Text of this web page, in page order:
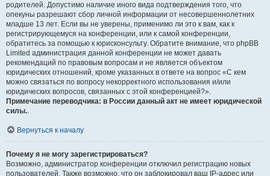
родителей. Допустимо наличие иного вида подтверждения того, что
опекуны разрешают сбор личной информации от несовершеннолетних
младше 13 лет. Если вы не уверены, применимо ли это к вам, как к
регистрирующемуся на конференции, или к самой конференции,
обратитесь за помощью к юрисконсульту. Обратите внимание, что phpBB
Limited администрация данной конференции не может давать
рекомендаций по правовым вопросам и не является объектом
юридических отношений, кроме указанных в ответе на вопрос «С кем
можно связаться по вопросу некорректного использования и/или
юридических вопросов, связанных с этой конференцией?».
Примечание переводчика: в России данный акт не имеет юридической
силы..
Вернуться к началу
Почему я не могу зарегистрироваться?
Возможно, администратор конференции отключил регистрацию новых
пользователей. Также возможно, что он заблокировал ваш IP-адрес или